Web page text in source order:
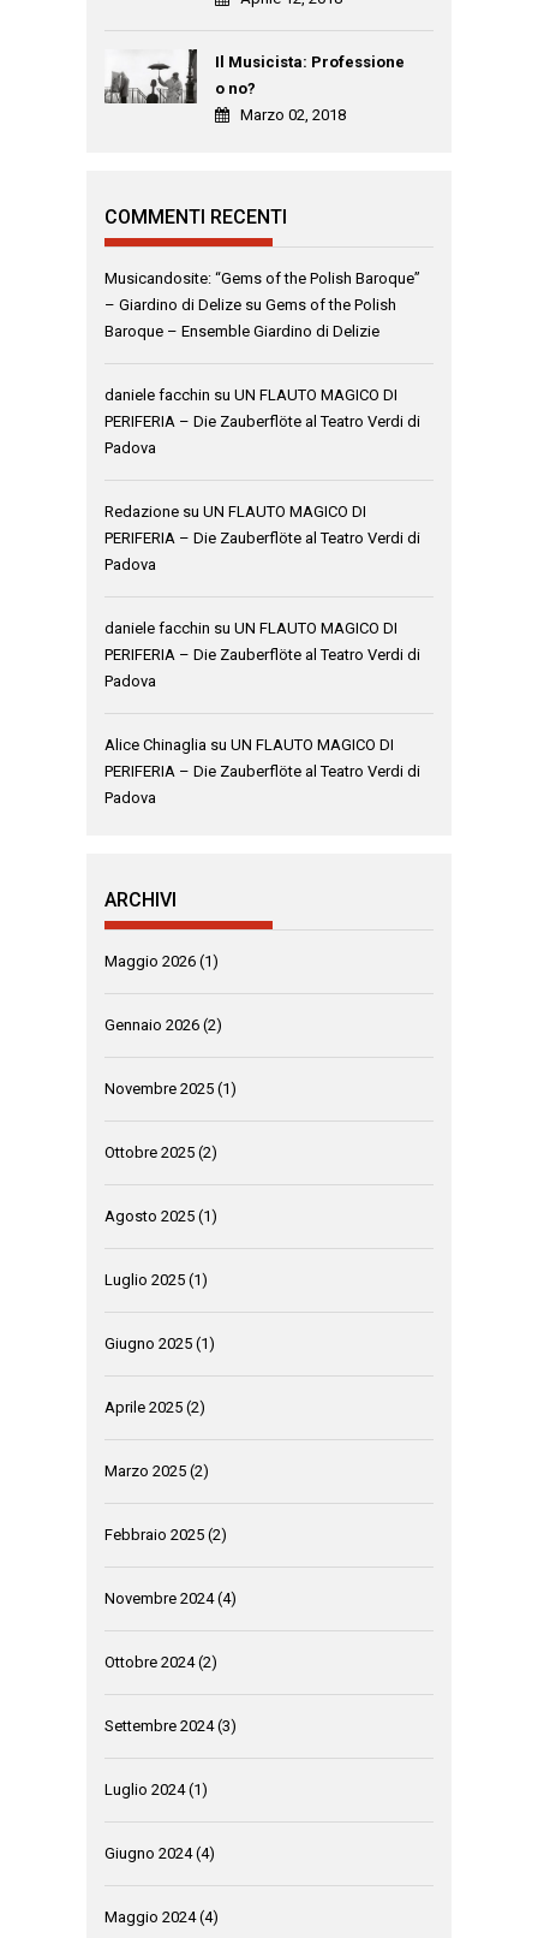
Il Musicista: Professione
o no?
Marzo 02, 2018
COMMENTI RECENTI
Musicandosite: “Gems of the Polish Baroque”
– Giardino di Delize su Gems of the Polish
Baroque – Ensemble Giardino di Delizie
daniele facchin su UN FLAUTO MAGICO DI
PERIFERIA – Die Zauberflöte al Teatro Verdi di
Padova
Redazione su UN FLAUTO MAGICO DI
PERIFERIA – Die Zauberflöte al Teatro Verdi di
Padova
daniele facchin su UN FLAUTO MAGICO DI
PERIFERIA – Die Zauberflöte al Teatro Verdi di
Padova
Alice Chinaglia su UN FLAUTO MAGICO DI
PERIFERIA – Die Zauberflöte al Teatro Verdi di
Padova
ARCHIVI
Maggio 2026 (1)
Gennaio 2026 (2)
Novembre 2025 (1)
Ottobre 2025 (2)
Agosto 2025 (1)
Luglio 2025 (1)
Giugno 2025 (1)
Aprile 2025 (2)
Marzo 2025 (2)
Febbraio 2025 (2)
Novembre 2024(4)
Ottobre 2024(2)
Settembre 2024(3)
Luglio 2024(1)
Giugno 2024(4)
Maggio 2024(4)